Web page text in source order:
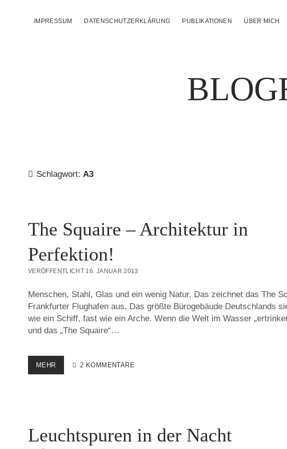
IMPRESSUM DATENSCHUTZERKLÄRUNG PUBLIKATIONEN ÜBER MICH
Schlagwort: A3
The Squaire – Architektur in
Perfektion!
VERÖFFENTLICHT 16. JANUAR 2013
Menschen, Stahl, Glas und ein wenig Natur. Das zeichnet das The
Frankfurter Flughafen aus. Das größte Bürogebäude Deutschlands
wie ein Schiff, fast wie ein Arche. Wenn die Welt im Wasser
und das „The Squaire“…
MEHRTHE
SQUAIRE
2 KOMMENTARE
Leuchtspuren in der Nacht